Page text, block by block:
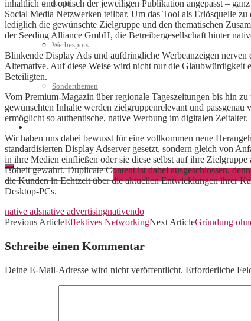
Recht
Werbespots
Sonderthemen
inhaltlich und optisch der jeweiligen Publikation angepasst –
Social Media Netzwerken teilbar. Um das Tool als Erlösquelle
lediglich die gewünschte Zielgruppe und den thematischen
der Seeding Alliance GmbH, die Betreibergesellschaft hinter
Blinkende Display Ads und aufdringliche Werbeanzeigen
Alternative. Auf diese Weise wird nicht nur die Glaubwürdigkeit
Beteiligten.
Vom Premium-Magazin über regionale Tageszeitungen bis hin
gewünschten Inhalte werden zielgruppenrelevant und
ermöglicht so authentische, native Werbung im digitalen Zeitalter.
Wir haben uns dabei bewusst für eine vollkommen neue
standardisierten Display Adserver gesetzt, sondern gleich von
in ihre Medien einfließen oder sie diese selbst auf ihre
Hoheit gewahrt. Duplicate Content ist dabei ausgeschlossen,
die Kunden in Echtzeit über die aktuellen Entwicklungen ihrer
Desktop-PCs.
native adsnative advertisingnativendo
Previous ArticleEffektives NetworkingNext ArticleGründung
Schreibe einen Kommentar
Deine E-Mail-Adresse wird nicht veröffentlicht. Erforderliche